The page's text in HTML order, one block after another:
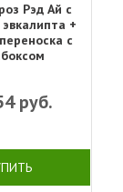
Рэд Ай с
+
с
руб.